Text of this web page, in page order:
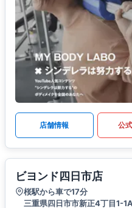
店舗情報 公
ビヨンド四日市店
桜駅から車で17分
三重県四日市市新正4丁目1-